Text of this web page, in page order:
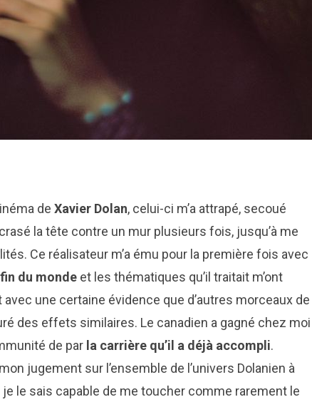
de Xavier Dolan, celui-ci m’a attrapé, secoué
la tête contre un mur plusieurs fois, jusqu’à me
Ce réalisateur m’a ému pour la première fois avec
du mondeet les thématiques qu’il traitait m’ont
avec une certaine évidence que d’autres morceaux de
des effets similaires. Le canadien a gagné chez moi
de par la carrière qu’il a déjà accompli.
jugement sur l’ensemble de l’univers Dolanien à
le sais capable de me toucher comme rarement le